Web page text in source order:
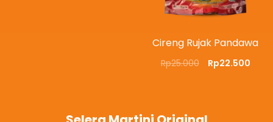
Cireng Rujak Pandawa
Rp25.000 Rp22.500